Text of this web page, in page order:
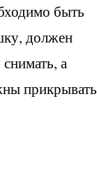
быть
должен
а
прикрывать